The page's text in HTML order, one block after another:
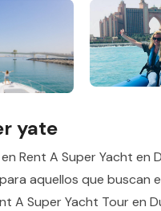
yate
Rent A Super Yacht en
aquellos que buscan
A Super Yacht Tour en